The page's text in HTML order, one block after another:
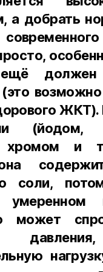
а добрать
должен
(это
ЖКТ).
(йодом,
хромом и
соли,
может